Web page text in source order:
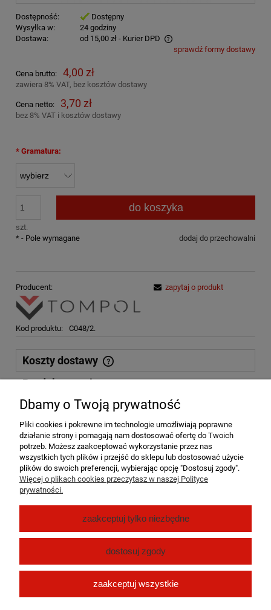
Dostępność:
Dostępny
Wysyłka w:
24 godziny
Dostawa:
od 15,00 zł - Kurier DPD
Cena nie zawiera ewentualnych kosztów płatnościsprawdź formy dostawy
Cena brutto: 4,00 zł
zawiera 8% VAT, bez kosztów dostawy
Cena netto: 3,70 zł
bez 8% VAT i kosztów dostawy
* Gramatura:
szt.
do koszyka
dodaj do przechowalni
* - Pole wymagane
Producent:
Kod produktu: C048/2.
zapytaj o produkt
Koszty dostawy
Cena nie zawiera ewentualnych kosztów płatności
Produkty powiązane
Kurier DPD
Paczkomat InPost 24/7
Odbiór osobisty Dębe Kolonia ((Dębe Kolonia 8a,
Dębe Kolonia 62-860))
0,00 zł
Pomoc
Moje konto
Płatności i dostawa
Dbamy o Twoją prywatność
Pliki cookies i pokrewne im technologie umożliwiają poprawne
działanie strony i pomagają nam dostosować ofertę do Twoich
potrzeb. Możesz zaakceptować wykorzystanie przez nas
wszystkich tych plików i przejść do sklepu lub dostosować użycie
plików do swoich preferencji, wybierając opcję "Dostosuj zgody".
Więcej o plikach cookies przeczytasz w naszej Polityce
prywatności.
zaakceptuj tylko niezbędne
dostosuj zgody
zaakceptuj wszystkie